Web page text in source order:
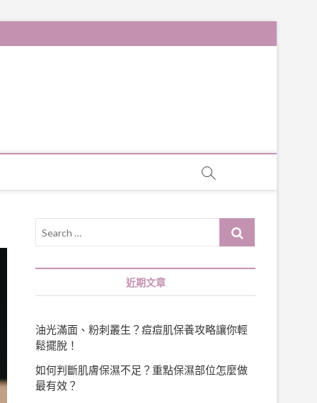
Search
近期文章
油光滿面、粉刺叢生？痘痘肌保養攻略讓你輕
鬆擺脫！
如何判斷肌膚保濕不足？重點保濕部位怎麼做
最有效？